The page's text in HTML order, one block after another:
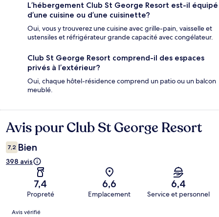
L’hébergement Club St George Resort est-il équipé
d’une cuisine ou d’une cuisinette?
Oui, vous y trouverez une cuisine avec grille-pain, vaisselle et
ustensiles et réfrigérateur grande capacité avec congélateur.
Club St George Resort comprend-il des espaces
privés à l’extérieur?
Oui, chaque hôtel-résidence comprend un patio ou un balcon
meublé.
Avis
Avis pour Club St George Resort
7,2 Bien
398 avis
7,4
Propreté
6,6
Emplacement
6,4
Service et personnel
Avis
Avis vérifié